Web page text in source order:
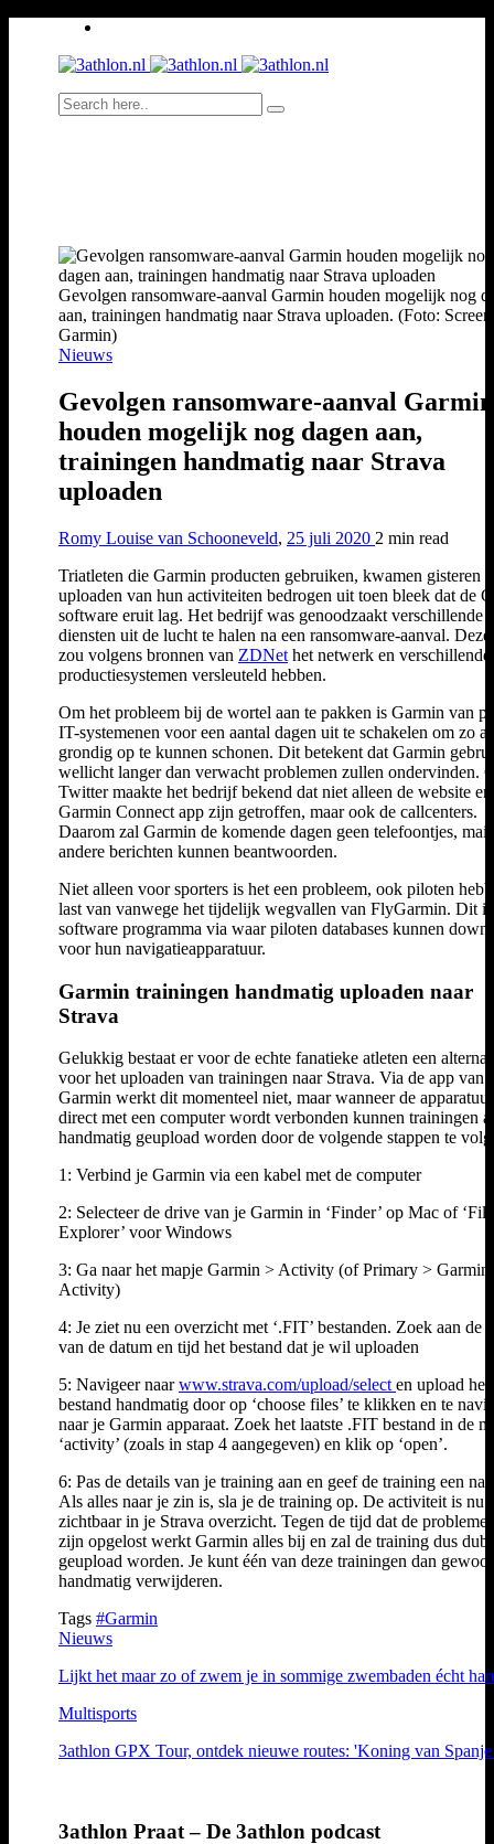
Gevolgen ransomware-aanval Garmin houden mogelijk nog
aan, trainingen handmatig naar Strava uploaden. (Foto:
Garmin)
Nieuws
Gevolgen ransomware-aanval Garmin
houden mogelijk nog dagen aan,
trainingen handmatig naar Strava
uploaden
Romy Louise van Schooneveld, 25 juli 2020 2 min read
Triatleten die Garmin producten gebruiken, kwamen gisteren
uploaden van hun activiteiten bedrogen uit toen bleek dat de
software eruit lag. Het bedrijf was genoodzaakt verschillende
diensten uit de lucht te halen na een ransomware-aanval.
zou volgens bronnen van ZDNet het netwerk en verschillende
productiesystemen versleuteld hebben.
Om het probleem bij de wortel aan te pakken is Garmin van
IT-systemenen voor een aantal dagen uit te schakelen om zo
grondig op te kunnen schonen. Dit betekent dat Garmin
wellicht langer dan verwacht problemen zullen ondervinden.
Twitter maakte het bedrijf bekend dat niet alleen de website en
Garmin Connect app zijn getroffen, maar ook de callcenters.
Daarom zal Garmin de komende dagen geen telefoontjes,
andere berichten kunnen beantwoorden.
Niet alleen voor sporters is het een probleem, ook piloten
last van vanwege het tijdelijk wegvallen van FlyGarmin. Dit is
software programma via waar piloten databases kunnen
voor hun navigatieapparatuur.
Garmin trainingen handmatig uploaden naar
Strava
Gelukkig bestaat er voor de echte fanatieke atleten een
voor het uploaden van trainingen naar Strava. Via de app van
Garmin werkt dit momenteel niet, maar wanneer de apparatuur
direct met een computer wordt verbonden kunnen trainingen
handmatig geupload worden door de volgende stappen te
1: Verbind je Garmin via een kabel met de computer
2: Selecteer de drive van je Garmin in ‘Finder’ op Mac of ‘File
Explorer’ voor Windows
3: Ga naar het mapje Garmin > Activity (of Primary > Garmin
Activity)
4: Je ziet nu een overzicht met ‘.FIT’ bestanden. Zoek aan de
van de datum en tijd het bestand dat je wil uploaden
5: Navigeer naarwww.strava.com/upload/select en upload het
bestand handmatig door op ‘choose files’ te klikken en te
naar je Garmin apparaat. Zoek het laatste .FIT bestand in de
‘activity’ (zoals in stap 4 aangegeven) en klik op ‘open’.
6: Pas de details van je training aan en geef de training een
Als alles naar je zin is, sla je de training op. De activiteit is nu
zichtbaar in je Strava overzicht. Tegen de tijd dat de
zijn opgelost werkt Garmin alles bij en zal de training dus
geupload worden. Je kunt één van deze trainingen dan
handmatig verwijderen.
Tags #Garmin
Nieuws
Lijkt het maar zo of zwem je in sommige zwembaden écht
Multisports
3athlon GPX Tour, ontdek nieuwe routes: 'Koning van
3athlon Praat – De 3athlon podcast